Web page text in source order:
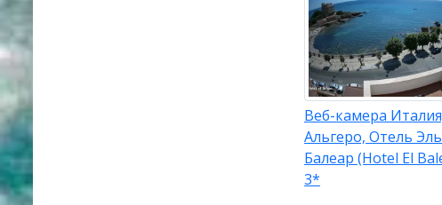
Веб-камера
Альгеро, Отель Эль
Балеар (Hotel El
3*